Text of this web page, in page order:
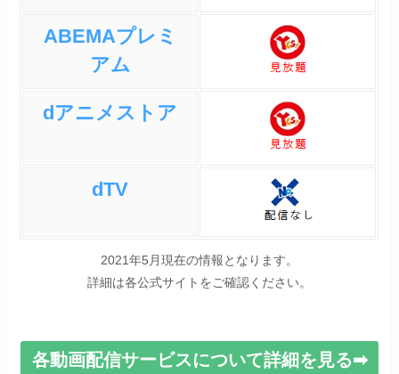
ABEMAプレミ
アム
dアニメストア
dTV
2021年5月現在の情報となります。
詳細は各公式サイトをご確認ください。
各動画配信サービスについて詳細を見る➡